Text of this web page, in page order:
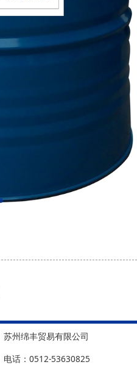
苏州绵丰贸易有限公司
电话：0512-53630825